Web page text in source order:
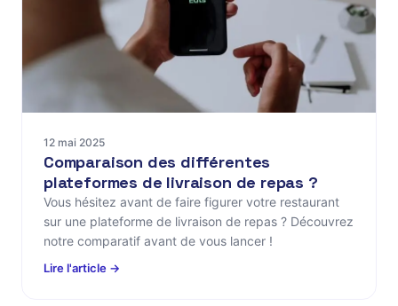
12 mai 2025
Comparaison des différentes
plateformes de livraison de repas ?
Vous hésitez avant de faire figurer votre restaurant
sur une plateforme de livraison de repas ? Découvrez
notre comparatif avant de vous lancer !
Lire l'article →